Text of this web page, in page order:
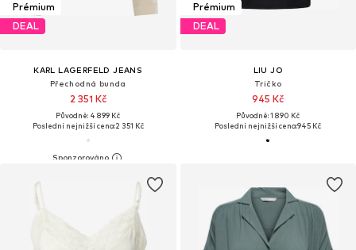
Prémium
DEAL
KARL LAGERFELD JEANS
Přechodná bunda
2 351 Kč
Původně: 4 899 Kč
Poslední nejnižší cena:2 351 Kč
Prémium
DEAL
LIU JO
Tričko
945 Kč
Původně: 1 890 Kč
Poslední nejnižší cena:945 Kč